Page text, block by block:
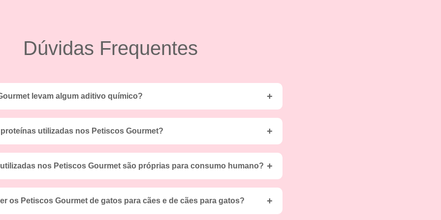
Dúvidas Frequentes
levam algum aditivo químico?
artificiais.
utilizadas nos Petiscos Gourmet?
lombinho suíno
nos Petiscos Gourmet são próprias para consumo humano?
os Petiscos Gourmet de gatos para cães e de cães para gatos?